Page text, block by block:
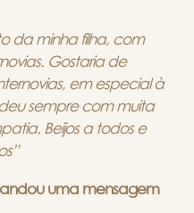
da minha filha, com
Gostaria de
em especial à
sempre com muita
Beijos a todos e
uma mensagem